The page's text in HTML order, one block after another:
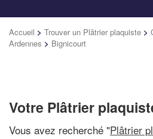
Accueil > Trouver un Plâtrier plaquiste >
Ardennes > Bignicourt
Votre Plâtrier
Vous avez recherché "Plâtrier